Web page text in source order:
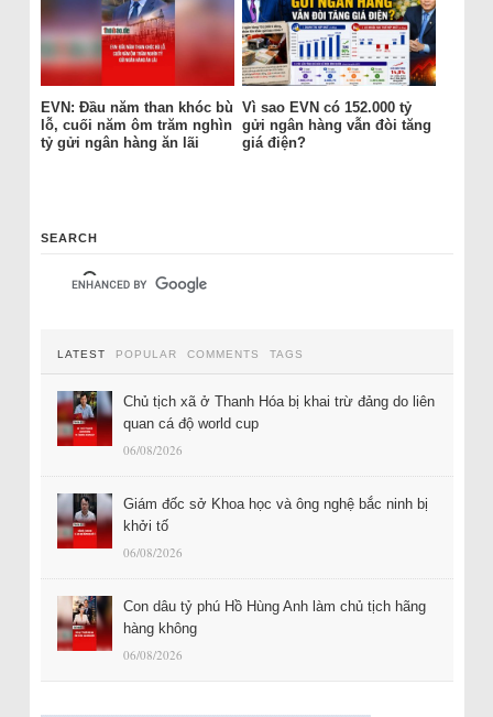
EVN: Đầu năm than khóc bù
lỗ, cuối năm ôm trăm nghìn
tỷ gửi ngân hàng ăn lãi
Vì sao EVN có 152.000 tỷ
gửi ngân hàng vẫn đòi tăng
giá điện?
SEARCH
LATEST POPULAR COMMENTS TAGS
Chủ tịch xã ở Thanh Hóa bị khai trừ đảng do liên
quan cá độ world cup
06/08/2026
Giám đốc sở Khoa học và ông nghệ bắc ninh bị
khởi tố
06/08/2026
Con dâu tỷ phú Hồ Hùng Anh làm chủ tịch hãng
hàng không
06/08/2026